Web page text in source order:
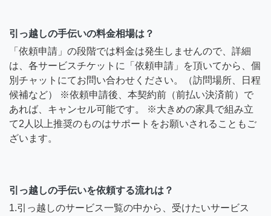
引っ越しの手伝いの料金相場は？
「依頼申請」の段階では料金は発生しませんので、詳細
は、各サービスチケットに「依頼申請」を頂いてから、個
別チャットにてお問い合わせください。（訪問場所、日程
候補など） ※依頼申請後、本契約前（前払い決済前）で
あれば、キャンセル可能です。 ※大きめの家具で組み立
て2人以上推奨のものはサポートをお願いされることもご
ざいます。
引っ越しの手伝いを依頼する流れは？
1.引っ越しのサービス一覧の中から、受けたいサービス